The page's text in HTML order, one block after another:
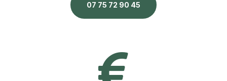
07 75 72 90 45